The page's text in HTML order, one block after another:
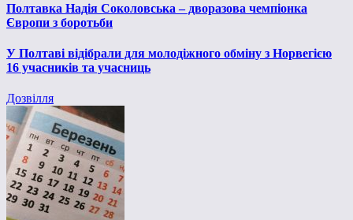
Полтавка Надія Соколовська – дворазова чемпіонка
Європи з боротьби
У Полтаві відібрали для молодіжного обміну з Норвегією
16 учасників та учасниць
Дозвілля